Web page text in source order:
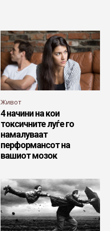
Живот
4 начини на кои
токсичните луѓе го
намалуваат
перформансот на
вашиот мозок